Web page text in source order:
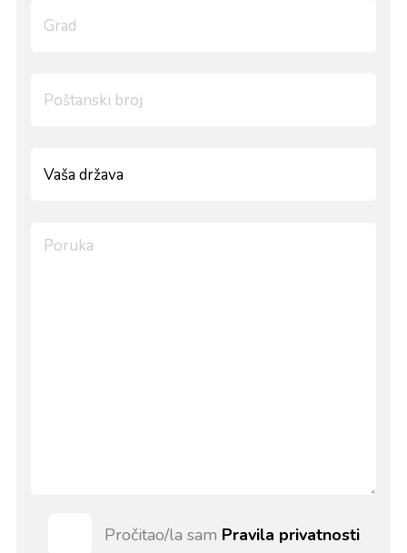
Pročitao/la sam Pravila privatnosti